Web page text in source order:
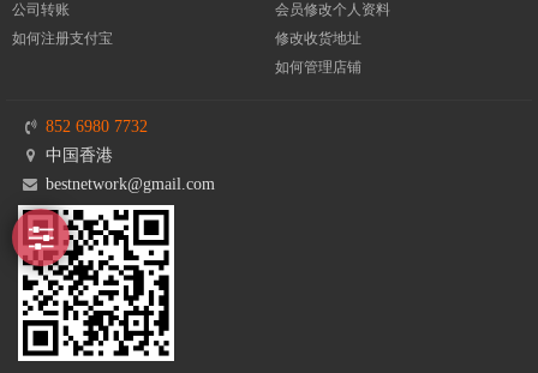
公司转账
如何注册支付宝
会员修改个人资料
修改收货地址
如何管理店铺
852 6980 7732
中国香港
bestnetwork@gmail.com